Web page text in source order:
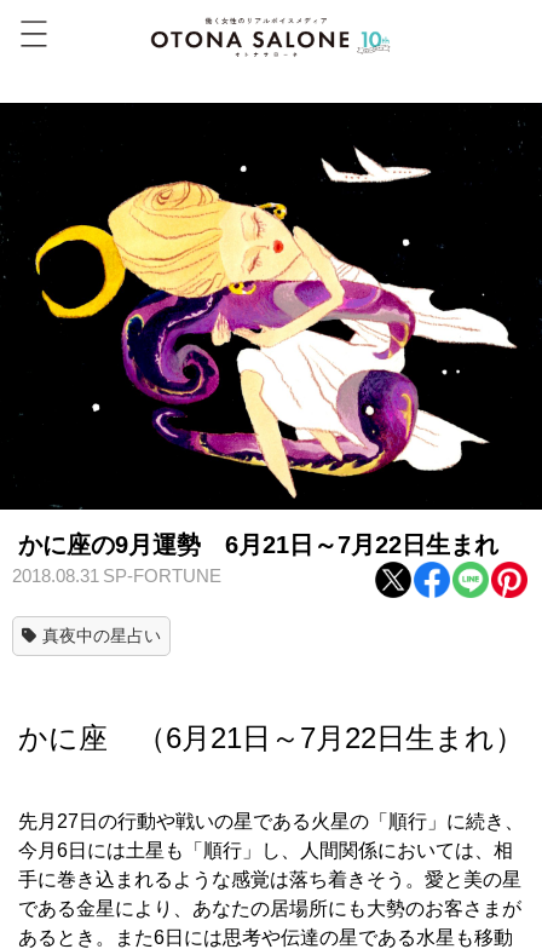
かに座の9月運勢 6月21日～7月22日生まれ
2018.08.31 SP-FORTUNE
真夜中の星占い
かに座 （6月21日～7月22日生まれ）
先月27日の行動や戦いの星である火星の「順行」に続き、
今月6日には土星も「順行」し、人間関係においては、相
手に巻き込まれるような感覚は落ち着きそう。愛と美の星
である金星により、あなたの居場所にも大勢のお客さまが
あるとき。また6日には思考や伝達の星である水星も移動